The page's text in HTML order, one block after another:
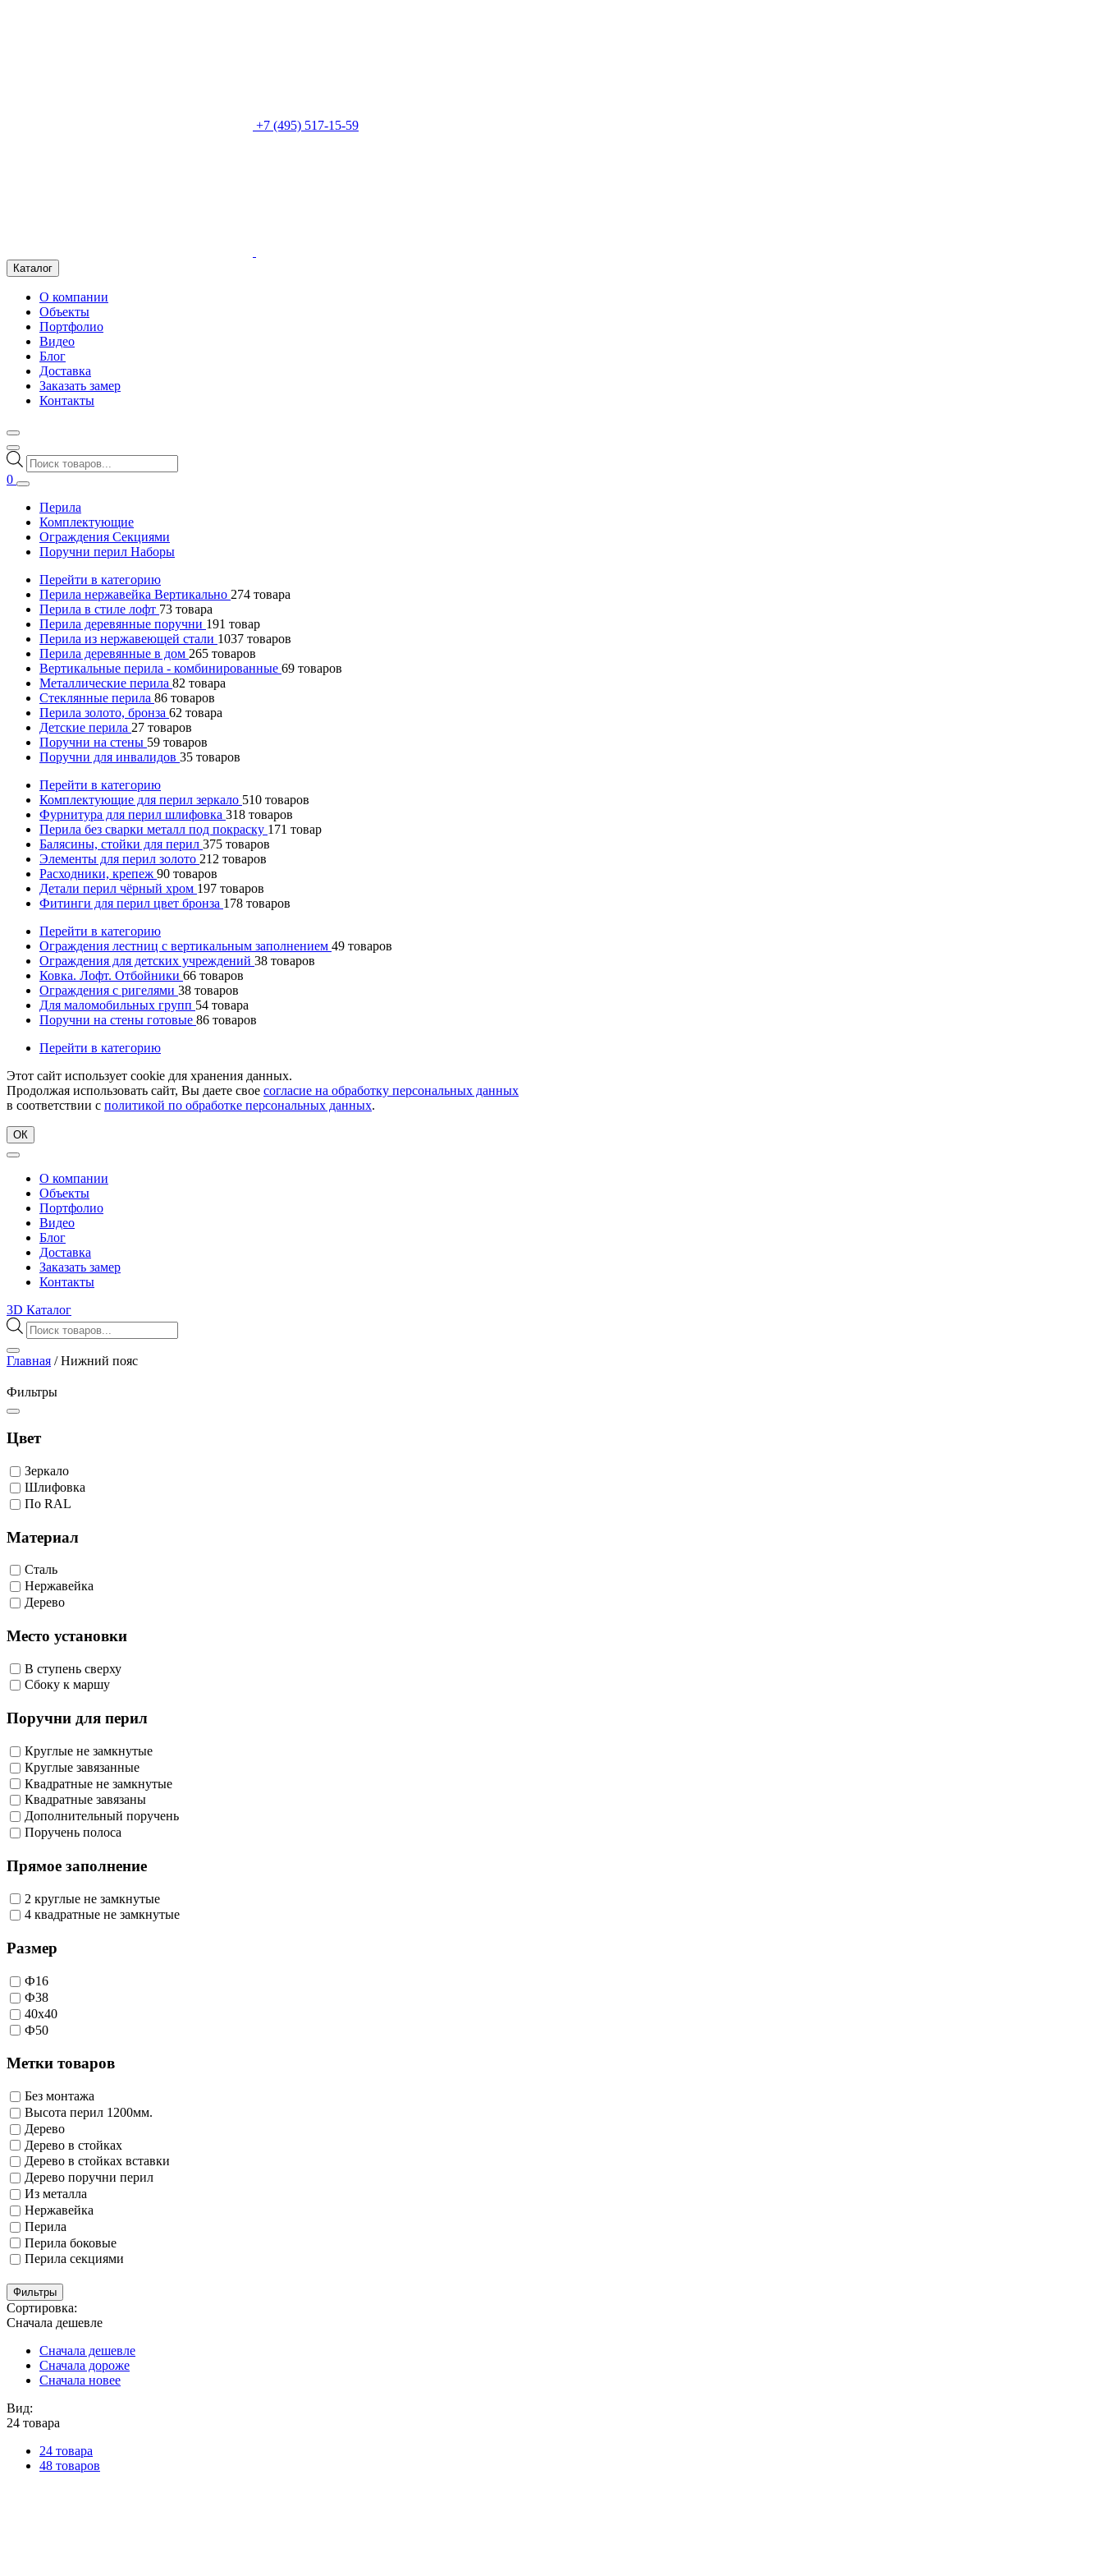
+7 (495) 517-15-59
Каталог
О компании
Объекты
Портфолио
Видео
Блог
Доставка
Заказать замер
Контакты
Поиск
товаров
0
Перила
Комплектующие
Ограждения Секциями
Поручни перил Наборы
Перейти в категорию
Перила нержавейка Вертикально 274 товара
Перила в стиле лофт 73 товара
Перила деревянные поручни 191 товар
Перила из нержавеющей стали 1037 товаров
Перила деревянные в дом 265 товаров
Вертикальные перила - комбинированные 69 товаров
Металлические перила 82 товара
Стеклянные перила 86 товаров
Перила золото, бронза 62 товара
Детские перила 27 товаров
Поручни на стены 59 товаров
Поручни для инвалидов 35 товаров
Перейти в категорию
Комплектующие для перил зеркало 510 товаров
Фурнитура для перил шлифовка 318 товаров
Перила без сварки металл под покраску 171 товар
Балясины, стойки для перил 375 товаров
Элементы для перил золото 212 товаров
Расходники, крепеж 90 товаров
Детали перил чёрный хром 197 товаров
Фитинги для перил цвет бронза 178 товаров
Перейти в категорию
Ограждения лестниц с вертикальным заполнением 49 товаров
Ограждения для детских учреждений 38 товаров
Ковка. Лофт. Отбойники 66 товаров
Ограждения с ригелями 38 товаров
Для маломобильных групп 54 товара
Поручни на стены готовые 86 товаров
Перейти в категорию
Этот сайт использует cookie для хранения данных.
Продолжая использовать сайт, Вы даете свое согласие на обработку персональных данных
в соответствии с политикой по обработке персональных данных.
ОК
О компании
Объекты
Портфолио
Видео
Блог
Доставка
Заказать замер
Контакты
3D Каталог
Поиск
товаров
Главная /Нижний пояс
Фильтры
Цвет
Зеркало
Шлифовка
По RAL
Материал
Сталь
Нержавейка
Дерево
Место установки
В ступень сверху
Сбоку к маршу
Поручни для перил
Круглые не замкнутые
Круглые завязанные
Квадратные не замкнутые
Квадратные завязаны
Дополнительный поручень
Поручень полоса
Прямое заполнение
2 круглые не замкнутые
4 квадратные не замкнутые
Размер
Ф16
Ф38
40х40
Ф50
Метки товаров
Без монтажа
Высота перил 1200мм.
Дерево
Дерево в стойках
Дерево в стойках вставки
Дерево поручни перил
Из металла
Нержавейка
Перила
Перила боковые
Перила секциями
Фильтры
Сортировка:
Сначала дешевле
Сначала дешевле
Сначала дороже
Сначала новее
Вид:
24 товара
24 товара
48 товаров